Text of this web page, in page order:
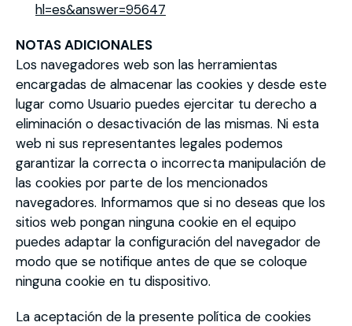
hl=es&answer=95647
NOTAS ADICIONALES
Los navegadores web son las herramientas
encargadas de almacenar las cookies y desde este
lugar como Usuario puedes ejercitar tu derecho a
eliminación o desactivación de las mismas. Ni esta
web ni sus representantes legales podemos
garantizar la correcta o incorrecta manipulación de
las cookies por parte de los mencionados
navegadores. Informamos que si no deseas que los
sitios web pongan ninguna cookie en el equipo
puedes adaptar la configuración del navegador de
modo que se notifique antes de que se coloque
ninguna cookie en tu dispositivo.
La aceptación de la presente política de cookies